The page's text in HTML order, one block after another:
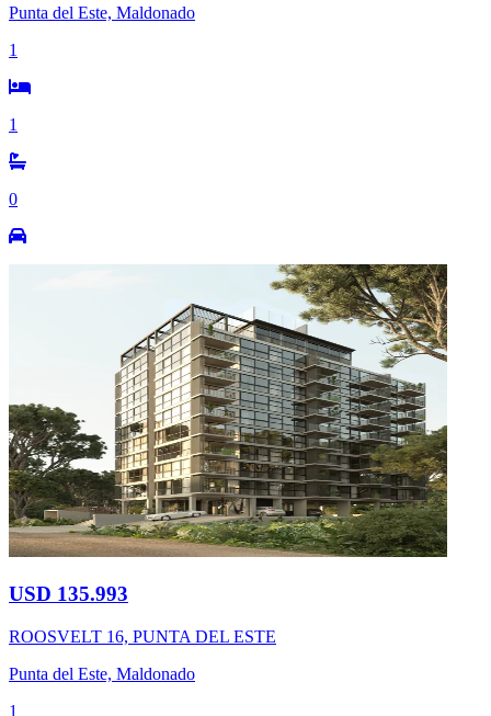
Punta del Este, Maldonado
1
1
0
USD 135.993
ROOSVELT 16, PUNTA DEL ESTE
Punta del Este, Maldonado
1